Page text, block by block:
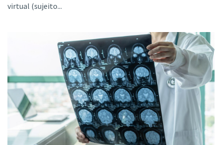
virtual (sujeito...